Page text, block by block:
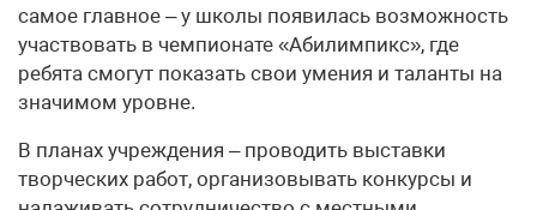
самое главное – у школы появилась возможность
участвовать в чемпионате «Абилимпикс», где
ребята смогут показать свои умения и таланты на
значимом уровне.
В планах учреждения – проводить выставки
творческих работ, организовывать конкурсы и